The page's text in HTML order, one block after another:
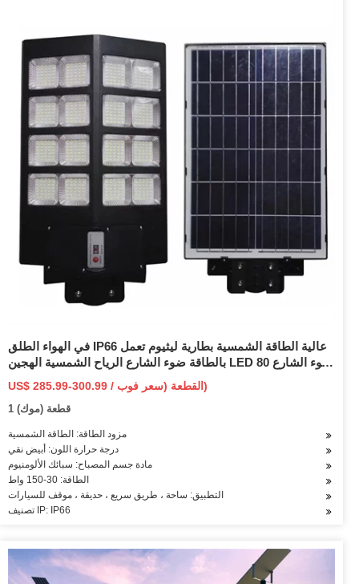
في الهواء الطلق IP66 عالية الطاقة الشمسية بطارية ليثيوم تعمل
بالطاقة ضوء الشارع الرياح الشمسية الهجين LED ضوء الشارع 80
US$ 285.99-300.99 / القطعة (سعر فوب)
1 قطعة (موك)
مزود الطاقة: الطاقة الشمسية
درجة حرارة اللون: أبيض نقي
مادة جسم المصباح: سبائك الألومنيوم
الطاقة: 30-150 واط
التطبيق: ساحة ، طريق سريع ، حديقة ، موقف للسيارات
تصنيف IP: IP66